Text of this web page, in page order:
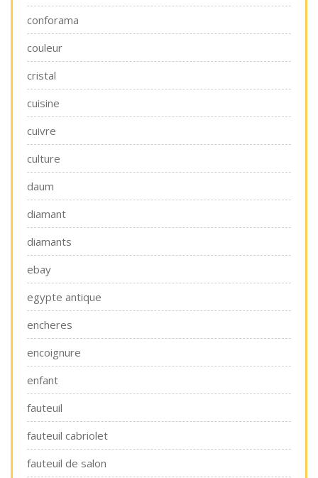
conforama
couleur
cristal
cuisine
cuivre
culture
daum
diamant
diamants
ebay
egypte antique
encheres
encoignure
enfant
fauteuil
fauteuil cabriolet
fauteuil de salon